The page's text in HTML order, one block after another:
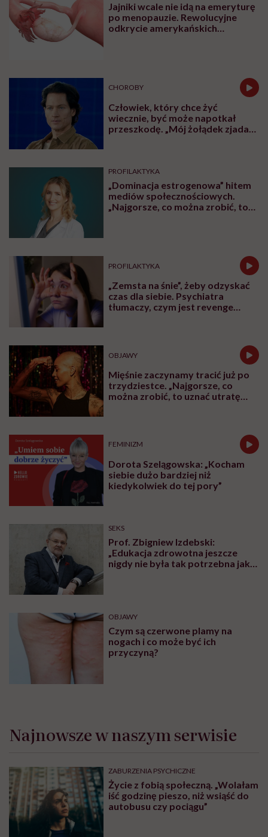
Jajniki wcale nie idą na emeryturę
po menopauzie. Rewolucyjne
odkrycie amerykańskich
CHOROBY
Człowiek, który chce żyć
wiecznie, być może napotkał
przeszkodę. „Mój żołądek zjada
PROFILAKTYKA
„Dominacja estrogenowa” hitem
mediów społecznościowych.
„Najgorsze, co można zrobić, to
PROFILAKTYKA
„Zemsta na śnie”, żeby odzyskać
czas dla siebie. Psychiatra
tłumaczy, czym jest revenge
OBJAWY
Mięśnie zaczynamy tracić już po
trzydziestce. „Najgorsze, co
można zrobić, to uznać utratę
FEMINIZM
Dorota Szelągowska: „Kocham
siebie dużo bardziej niż
kiedykolwiek do tej pory”
SEKS
Prof. Zbigniew Izdebski:
„Edukacja zdrowotna jeszcze
nigdy nie była tak potrzebna jak
OBJAWY
Czym są czerwone plamy na
nogach i co może być ich
przyczyną?
Najnowsze w naszym serwisie
ZABURZENIA PSYCHICZNE
Życie z fobią społeczną. „Wolałam
iść godzinę pieszo, niż wsiąść do
autobusu czy pociągu”